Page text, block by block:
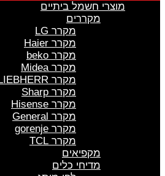
מוצרי חשמל ביתיים
מקררים
מקרר LG
מקרר Haier
מקרר beko
מקרר Midea
מקרר LIEBHERR
מקרר Sharp
מקרר Hisense
מקרר General
מקרר gorenje
מקרר TCL
מקפיאים
מדיחי כלים